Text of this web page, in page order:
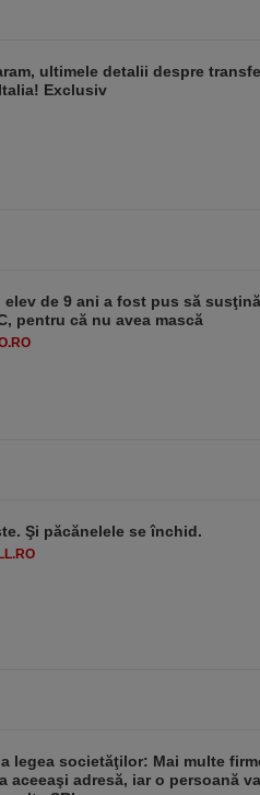
ultimele detalii despre
Exclusiv
elev de 9 ani a fost pus să
pentru că nu avea mască
Şi păcănelele se închid.
legea societăţilor: Mai multe
aceeaşi adresă, iar o persoană